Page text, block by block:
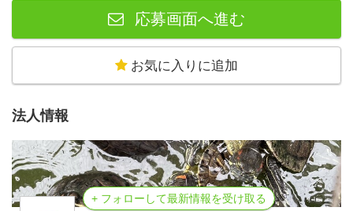
応募画面へ進む
お気に入りに追加
法人情報
+ フォローして最新情報を受け取る